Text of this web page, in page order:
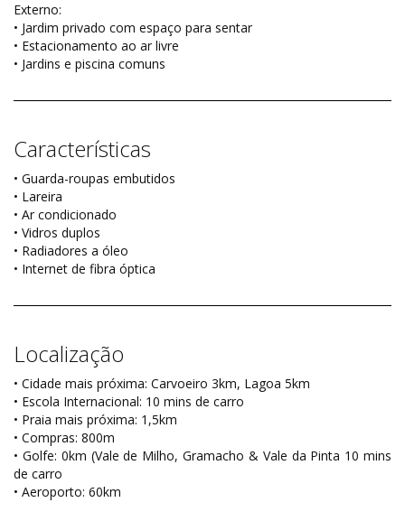
Externo:
• Jardim privado com espaço para sentar
• Estacionamento ao ar livre
• Jardins e piscina comuns
Características
• Guarda-roupas embutidos
• Lareira
• Ar condicionado
• Vidros duplos
• Radiadores a óleo
• Internet de fibra óptica
Localização
• Cidade mais próxima: Carvoeiro 3km, Lagoa 5km
• Escola Internacional: 10 mins de carro
• Praia mais próxima: 1,5km
• Compras: 800m
• Golfe: 0km (Vale de Milho, Gramacho & Vale da Pinta 10 mins
de carro
• Aeroporto: 60km